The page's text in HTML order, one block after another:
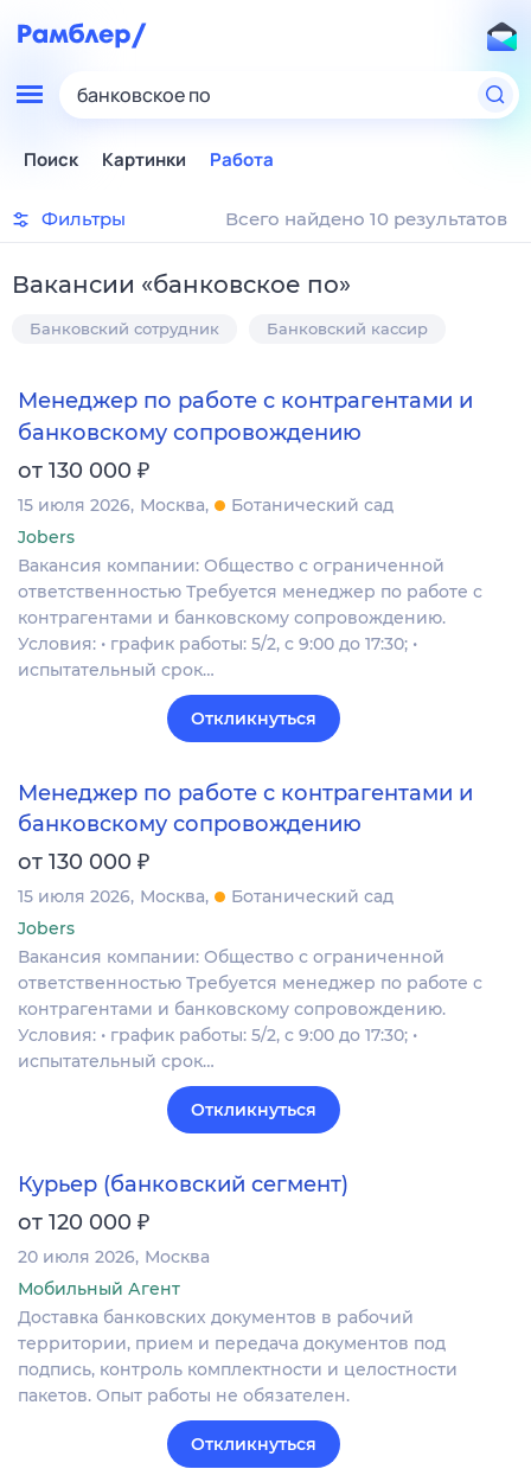
банковское по
Поиск Картинки Работа
Фильтры Всего найдено 10 результатов
Вакансии «банковское по»
Банковский сотрудник Банковский кассир
Менеджер по работе с контрагентами и
банковскому сопровождению
от 130 000 ₽
15 июля 2026 Москва
Ботанический сад
Jobers
Вакансия компании: Общество с ограниченной
ответственностью Требуется менеджер по работе с
контрагентами и банковскому сопровождению.
Условия: • график работы: 5/2, с 9:00 до 17:30; •
испытательный срок…
Откликнуться
Менеджер по работе с контрагентами и
банковскому сопровождению
от 130 000 ₽
15 июля 2026 Москва
Ботанический сад
Jobers
Вакансия компании: Общество с ограниченной
ответственностью Требуется менеджер по работе с
контрагентами и банковскому сопровождению.
Условия: • график работы: 5/2, с 9:00 до 17:30; •
испытательный срок…
Откликнуться
Курьер (банковский сегмент)
от 120 000 ₽
20 июля 2026 Москва
Мобильный Агент
Доставка банковских документов в рабочий
территории, прием и передача документов под
подпись, контроль комплектности и целостности
пакетов. Опыт работы не обязателен.
Откликнуться